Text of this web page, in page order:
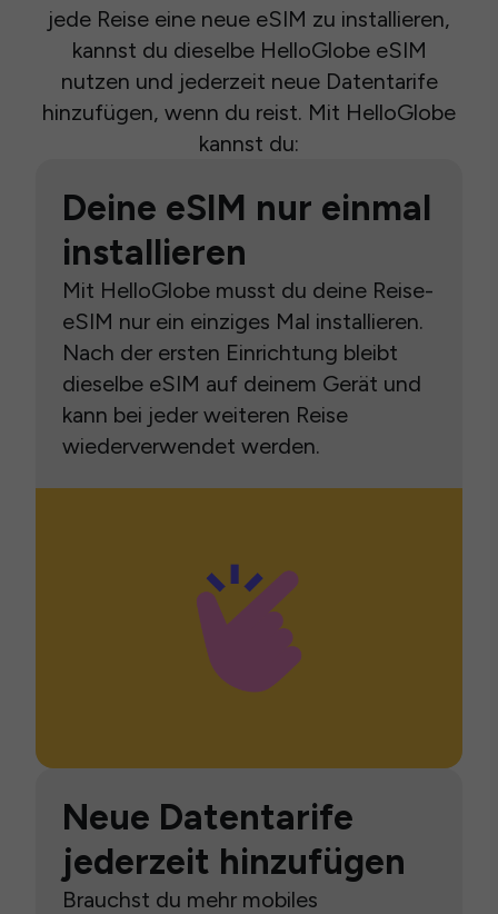
jede Reise eine neue eSIM zu installieren,
kannst du dieselbe HelloGlobe eSIM
nutzen und jederzeit neue Datentarife
hinzufügen, wenn du reist. Mit HelloGlobe
kannst du:
Deine eSIM nur einmal
installieren
Mit HelloGlobe musst du deine Reise-
eSIM nur ein einziges Mal installieren.
Nach der ersten Einrichtung bleibt
dieselbe eSIM auf deinem Gerät und
kann bei jeder weiteren Reise
wiederverwendet werden.
Neue Datentarife
jederzeit hinzufügen
Brauchst du mehr mobiles